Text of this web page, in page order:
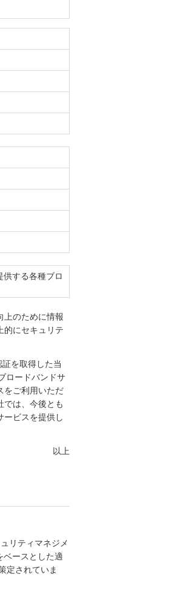
する各種ブロ
上のために情報
的にセキュリテ
を取得した当
ロードバンドサ
をご利用いただ
では、今後とも
ービスを提供し
以上
リティマネジメ
ースとした適
定されていま